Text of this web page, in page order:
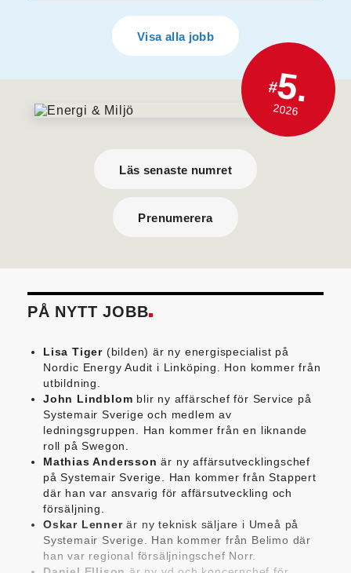
Visa alla jobb
#5.
2026
Läs senaste numret
Prenumerera
PÅ NYTT JOBB
Lisa Tiger (bilden) är ny energispecialist på
Nordic Energy Audit i Linköping. Hon kommer från
utbildning.
John Lindblom blir ny affärschef för Service på
Systemair Sverige och medlem av
ledningsgruppen. Han kommer från en liknande
roll på Swegon.
Mathias Andersson är ny affärsutvecklingschef
på Systemair Sverige. Han kommer från Stappert
där han var ansvarig för affärsutveckling och
försäljning.
Oskar Lennerär ny teknisk säljare i Umeå på
Systemair Sverige. Han kommer från Belimo där
han var regional försäljningschef Norr.